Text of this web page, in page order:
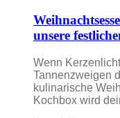
unsere
Wenn
Tannenzweigen
kulinarische
Kochbox wird